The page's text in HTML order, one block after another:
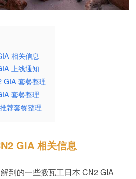
相关信息
上线通知
GIA 套餐整理
套餐整理
荐套餐整理
GIA 相关信息
到的一些搬瓦工日本 CN2 GIA